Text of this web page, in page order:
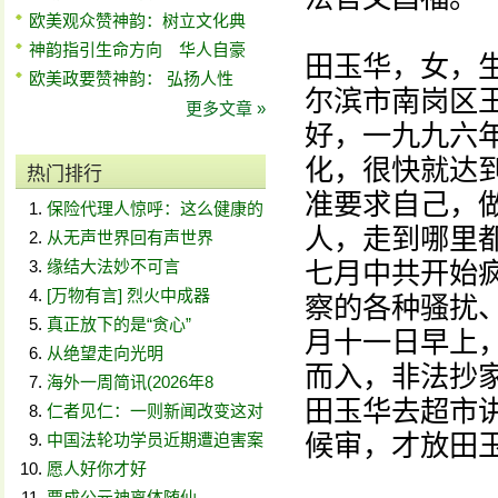
欧美观众赞神韵：树立文化典
神韵指引生命方向 华人自豪
欧美政要赞神韵： 弘扬人性
更多文章 »
热门排行
保险代理人惊呼：这么健康的
从无声世界回有声世界
缘结大法妙不可言
[万物有言] 烈火中成器
真正放下的是“贪心”
从绝望走向光明
海外一周简讯(2026年8
仁者见仁：一则新闻改变这对
中国法轮功学员近期遭迫害案
愿人好你才好
田玉华，女，
尔滨市南岗区
好，一九九六
化，很快就达
准要求自己，
人，走到哪里
七月中共开始
察的各种骚扰
月十一日早上
而入，非法抄
田玉华去超市
候审，才放田